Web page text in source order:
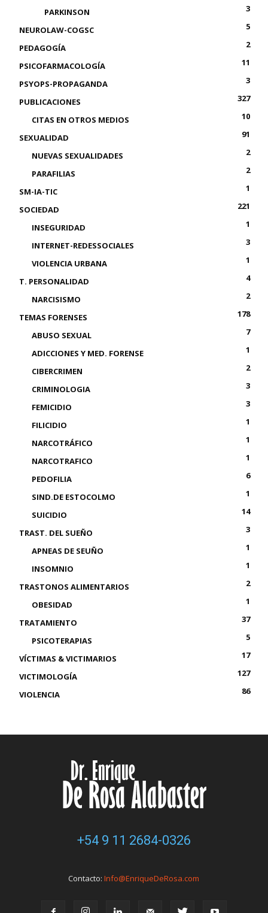
PARKINSON
3
NEUROLAW-COGSC
5
PEDAGOGÍA
2
PSICOFARMACOLOGÍA
11
PSYOPS-PROPAGANDA
3
PUBLICACIONES
327
CITAS EN OTROS MEDIOS
10
SEXUALIDAD
91
NUEVAS SEXUALIDADES
2
PARAFILIAS
2
SM-IA-TIC
1
SOCIEDAD
221
INSEGURIDAD
1
INTERNET-REDESSOCIALES
3
VIOLENCIA URBANA
1
T. PERSONALIDAD
4
NARCISISMO
2
TEMAS FORENSES
178
ABUSO SEXUAL
7
ADICCIONES Y MED. FORENSE
1
CIBERCRIMEN
2
CRIMINOLOGIA
3
FEMICIDIO
3
FILICIDIO
1
NARCOTRÁFICO
1
NARCOTRAFICO
1
PEDOFILIA
6
SIND.DE ESTOCOLMO
1
SUICIDIO
14
TRAST. DEL SUEÑO
3
APNEAS DE SEUÑO
1
INSOMNIO
1
TRASTONOS ALIMENTARIOS
2
OBESIDAD
1
TRATAMIENTO
37
PSICOTERAPIAS
5
VÍCTIMAS & VICTIMARIOS
17
VICTIMOLOGÍA
127
VIOLENCIA
86
+54 9 11 2684-0326
Contacto:Info@EnriqueDeRosa.com